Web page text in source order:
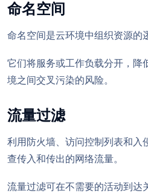
命名空间
命名空间是云环境中组织资源的
它们将服务或工作负载分开，降
境之间交叉污染的风险。
流量过滤
利用防火墙、访问控制列表和入
查传入和传出的网络流量。
流量过滤可在不需要的活动到达